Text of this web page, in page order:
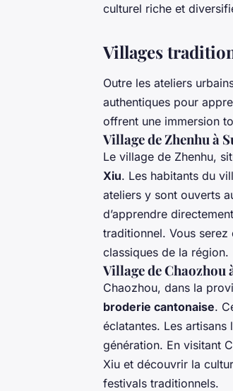
culturel riche et
Villages
Outre les ateliers
authentiques pour
offrent une immersion
Village de Zhenhu à
Le village de Zhenhu,
Xiu. Les habitants du
ateliers y sont ouverts
d’apprendre
traditionnel. Vous
classiques de la région.
Village de Chaozhou
Chaozhou, dans la
broderie cantonaise.
éclatantes. Les
génération. En visitant
Xiu et découvrir la
festivals traditionnels.